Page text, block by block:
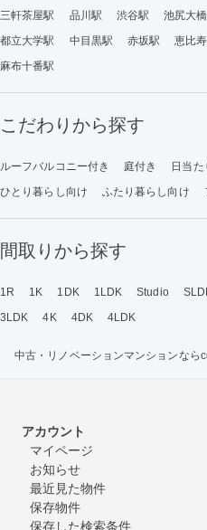
三軒茶屋駅 品川駅 渋谷駅 池尻大
都立大学駅
中目黒駅 赤坂駅 恵比
麻布十番駅
こだわりから探す
ルーフバルコニー付き 庭付き 日当
ひとり暮らし向け
ふたり暮らし向け
間取りから探す
1R 1K 1DK 1LDK Studio
3LDK
4K 4DK 4LDK
中古・リノベーションマンションなら
アカウント
マイページ
お知らせ
最近見た物件
保存物件
保存した検索条件